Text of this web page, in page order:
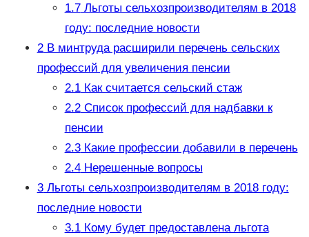
1.7Льготы сельхозпроизводителям в 2018
году: последние новости
2В минтруда расширили перечень сельских
профессий для увеличения пенсии
2.1Как считается сельский стаж
2.2Список профессий для надбавки к
пенсии
2.3Какие профессии добавили в перечень
2.4Нерешенные вопросы
3Льготы сельхозпроизводителям в 2018 году:
последние новости
3.1Кому будет предоставлена льгота